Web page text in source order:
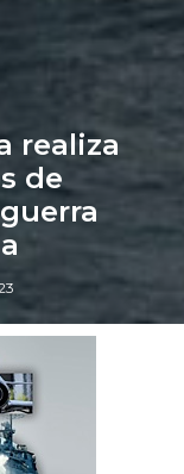
realiza
de